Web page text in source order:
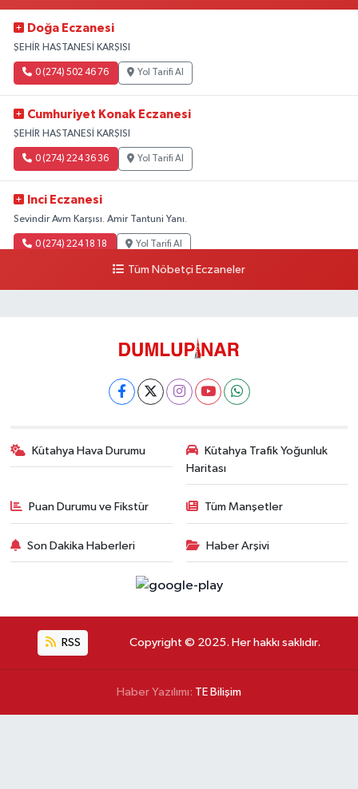
Doğa Eczanesi
ŞEHİR HASTANESİ KARŞISI
0 (274) 502 46 76 Yol Tarifi Al
Cumhuriyet Konak Eczanesi
ŞEHİR HASTANESİ KARŞISI
0 (274) 224 36 36 Yol Tarifi Al
Inci Eczanesi
Sevindir Avm Karşısı. Amir Tantuni Yanı.
0 (274) 224 18 18 Yol Tarifi Al
Tüm Nöbetçi Eczaneler
Kütahya Hava Durumu
Kütahya Trafik Yoğunluk
Haritası
Puan Durumu ve Fikstür Tüm Manşetler
Son Dakika Haberleri Haber Arşivi
RSS Copyright © 2025. Her hakkı saklıdır.
Haber Yazılımı: TE Bilişim